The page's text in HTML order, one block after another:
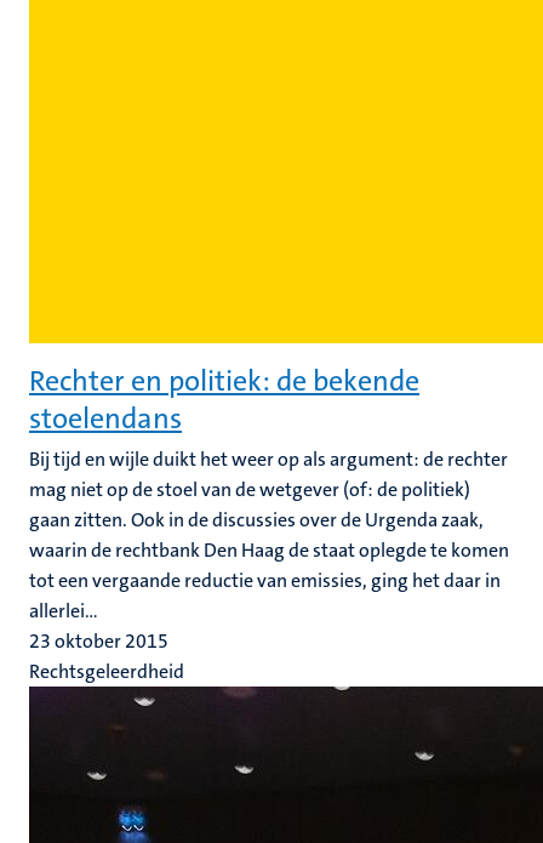
Rechter en politiek: de bekende
stoelendans
Bij tijd en wijle duikt het weer op als argument: de rechter
mag niet op de stoel van de wetgever (of: de politiek)
gaan zitten. Ook in de discussies over de Urgenda zaak,
waarin de rechtbank Den Haag de staat oplegde te komen
tot een vergaande reductie van emissies, ging het daar in
allerlei...
23 oktober 2015
Rechtsgeleerdheid